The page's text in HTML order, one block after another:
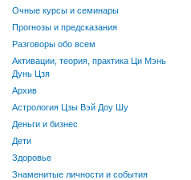
Очные курсы и семинары
Прогнозы и предсказания
Разговоры обо всем
Активации, теория, практика Ци Мэнь
Дунь Цзя
Архив
Астрология Цзы Вэй Доу Шу
Деньги и бизнес
Дети
Здоровье
Знаменитые личности и события